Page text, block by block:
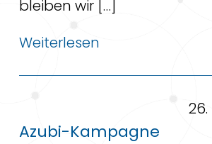
bleiben wir […]
Weiterlesen
Azubi-Kampagne